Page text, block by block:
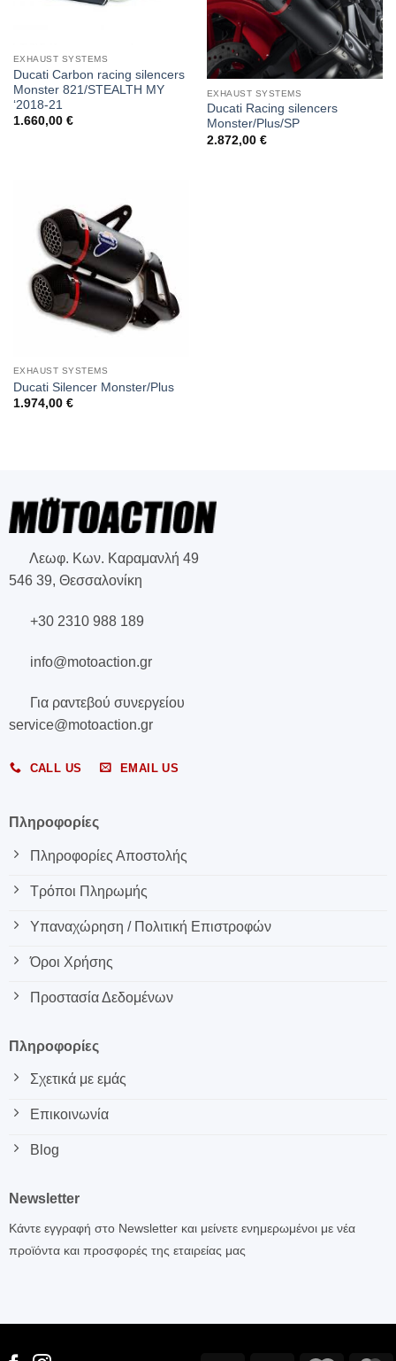
EXHAUST SYSTEMS
Ducati Carbon racing silencers
Monster 821/STEALTH MY
‘2018-21
1.660,00 €
EXHAUST SYSTEMS
Ducati Racing silencers
Monster/Plus/SP
2.872,00 €
EXHAUST SYSTEMS
Ducati Silencer Monster/Plus
1.974,00 €
Λεωφ. Κων. Καραμανλή 49
546 39, Θεσσαλονίκη
+30 2310 988 189
info@motoaction.gr
Για ραντεβού συνεργείου
service@motoaction.gr
CALL US EMAIL US
Πληροφορίες
Πληροφορίες Αποστολής
Τρόποι Πληρωμής
Υπαναχώρηση / Πολιτική Επιστροφών
Όροι Χρήσης
Προστασία Δεδομένων
Πληροφορίες
Σχετικά με εμάς
Επικοινωνία
Blog
Newsletter
Κάντε εγγραφή στο Newsletter και μείνετε ενημερωμένοι με νέα
προϊόντα και προσφορές της εταιρείας μας